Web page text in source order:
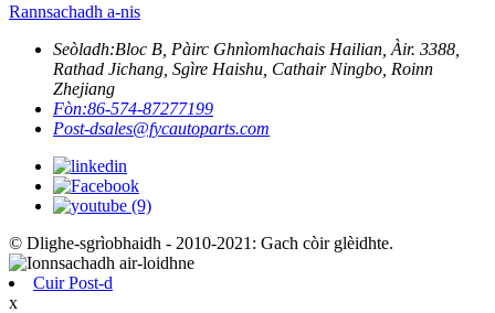
Rannsachadh a-nis
Seòladh:Bloc B, Pàirc Ghnìomhachais Hailian, Àir. 3388,
Rathad Jichang, Sgìre Haishu, Cathair Ningbo, Roinn
Zhejiang
Fòn:86-574-87277199
Post-dsales@fycautoparts.com
© Dlighe-sgrìobhaidh - 2010-2021: Gach còir glèidhte.
Cuir Post-d
x